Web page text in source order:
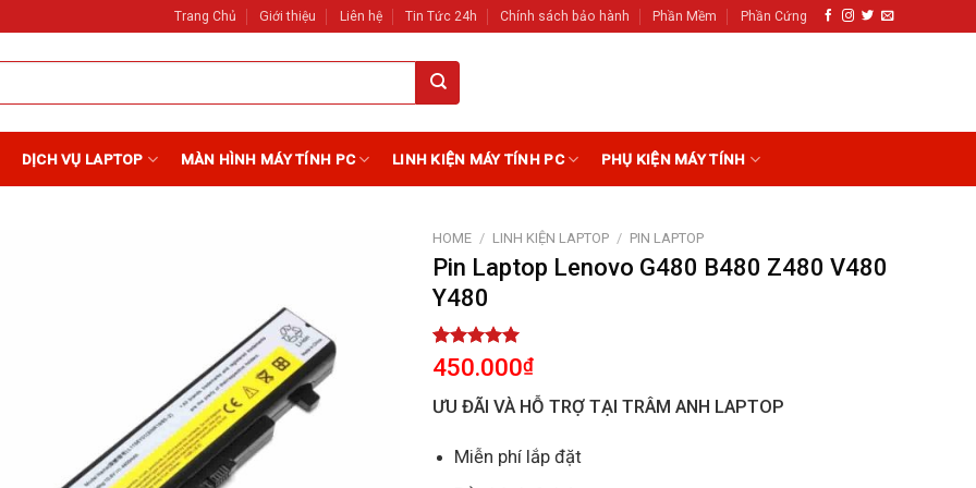
Trang Chủ Giới thiệu Liên hệ Tin Tức 24h Chính sách bảo hành Phần Mềm Phần Cứng
DỊCH VỤ LAPTOP MÀN HÌNH MÁY TÍNH PC LINH KIỆN MÁY TÍNH PC PHỤ KIỆN MÁY TÍNH
HOME / LINH KIỆN LAPTOP / PIN LAPTOP
Pin Laptop Lenovo G480 B480 Z480 V480
Y480
Rated 5.00
out of 5
based on
1
customer
450.000₫
ƯU ĐÃI VÀ HỖ TRỢ TẠI TRÂM ANH LAPTOP
Miễn phí lắp đặt